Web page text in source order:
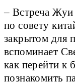
– Встреча Жуи
по совету
закрытом для
вспоминает
как перейти к
познакомить